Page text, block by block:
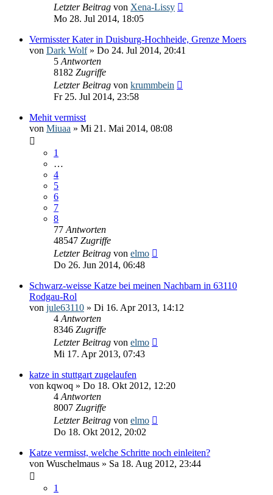
Letzter Beitrag von Xena-Lissy
Mo 28. Jul 2014, 18:05
Vermisster Kater in Duisburg-Hochheide, Grenze Moers
von Dark Wolf» Do 24. Jul 2014, 20:41
5 Antworten
8182 Zugriffe
Letzter Beitrag von krummbein
Fr 25. Jul 2014, 23:58
Mehit vermisst
von Miuaa » Mi 21. Mai 2014, 08:08
1
…
4
5
6
7
8
77 Antworten
48547 Zugriffe
Letzter Beitrag von elmo
Do 26. Jun 2014, 06:48
Schwarz-weisse Katze bei meinen Nachbarn in 63110
Rodgau-Rol
von jule63110 » Di 16. Apr 2013, 14:12
4 Antworten
8346 Zugriffe
Letzter Beitrag von elmo
Mi 17. Apr 2013, 07:43
katze in stuttgart zugelaufen
von kqwoq » Do 18. Okt 2012, 12:20
4 Antworten
8007 Zugriffe
Letzter Beitrag von elmo
Do 18. Okt 2012, 20:02
Katze vermisst, welche Schritte noch einleiten?
von Wuschelmaus » Sa 18. Aug 2012, 23:44
1